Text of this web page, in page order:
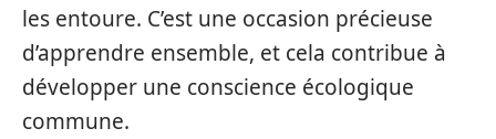
les entoure. C’est une occasion précieuse
d’apprendre ensemble, et cela contribue à
développer une conscience écologique
commune.